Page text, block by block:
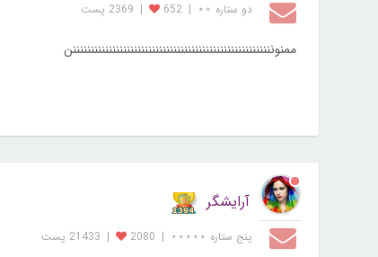
دو ستاره ⋆⋆ |
652
| 2369 پست
ممنوننننننننننننننننننننننننننننننننننننننننننننننننننننننننن
آرایشگر
پنج ستاره ⋆⋆⋆⋆⋆ |
2080
| 21433 پست